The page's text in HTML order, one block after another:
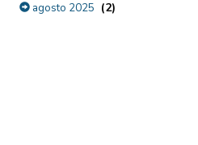
agosto 2025 (2)